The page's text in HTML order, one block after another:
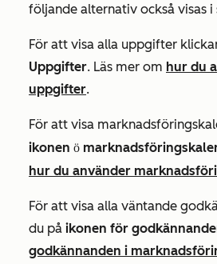
följande alternativ också visas
För att visa alla uppgifter
Uppgifter. Läs mer om hur du
uppgifter.
För att visa
ikonen för
hur du använder
För att visa alla väntande
du på ikonen för
godkännanden i